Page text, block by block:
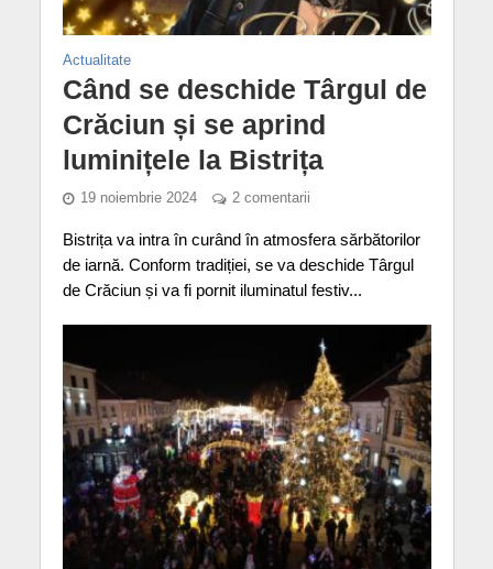
Actualitate
Când se deschide Târgul de
Crăciun și se aprind
luminițele la Bistrița
19 noiembrie 2024 2 comentarii
Bistrița va intra în curând în atmosfera sărbătorilor
de iarnă. Conform tradiției, se va deschide Târgul
de Crăciun și va fi pornit iluminatul festiv...